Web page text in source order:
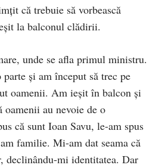
că trebuie să vorbească
la balconul clădirii.
unde se afla primul ministru.
și am început să trec pe
oamenii. Am ieșit în balcon și
oamenii au nevoie de o
că sunt Ioan Savu, le-am spus
familie. Mi-am dat seama că
declinându-mi identitatea. Dar